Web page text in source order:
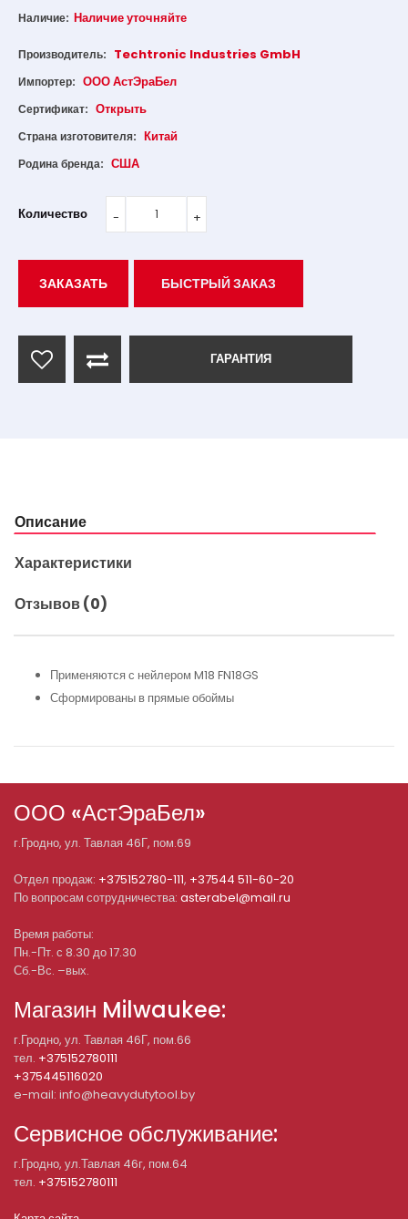
Наличие: Наличие уточняйте
Производитель: Techtronic Industries GmbH
Импортер: ООО АстЭраБел
Сертификат: Открыть
Страна изготовителя: Китай
Родина бренда: США
Количество
ЗАКАЗАТЬ БЫСТРЫЙ ЗАКАЗ
ГАРАНТИЯ
Описание
Характеристики
Отзывов (0)
Применяются с нейлером M18 FN18GS
Сформированы в прямые обоймы
ООО «АстЭраБел»
г.Гродно, ул. Тавлая 46Г, пом.69
Отдел продаж: +375152780-111, +37544 511-60-20
По вопросам сотрудничества: asterabel@mail.ru
Время работы:
Пн.-Пт. с 8.30 до 17.30
Сб.-Вс. –вых.
Магазин Milwaukee:
г.Гродно, ул. Тавлая 46Г, пом.66
тел. +375152780111
+375445116020
e-mail: info@heavydutytool.by
Сервисное обслуживание:
г.Гродно, ул.Тавлая 46г, пом.64
тел. +375152780111